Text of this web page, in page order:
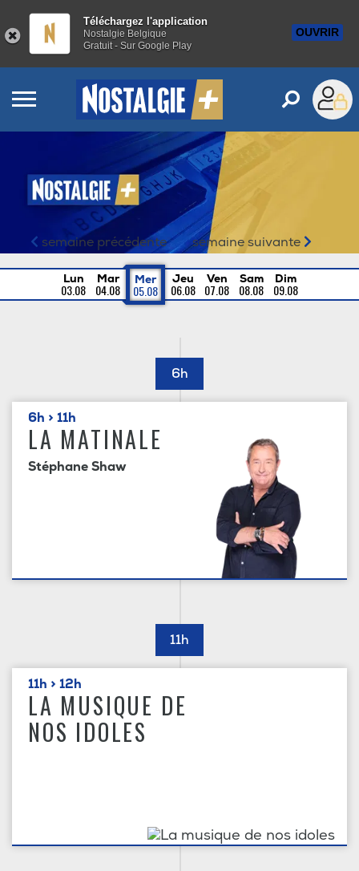
Téléchargez l'application
Nostalgie Belgique
Gratuit - Sur Google Play
OUVRIR
Vos émissions sur
semaine précédente semaine suivante
Lun
03.08
Mar
04.08
Mer
05.08
Jeu
06.08
Ven
07.08
Sam
08.08
Dim
09.08
6h
6h > 11h
LA MATINALE
Stéphane Shaw
11h
11h > 12h
LA MUSIQUE DE
NOS IDOLES